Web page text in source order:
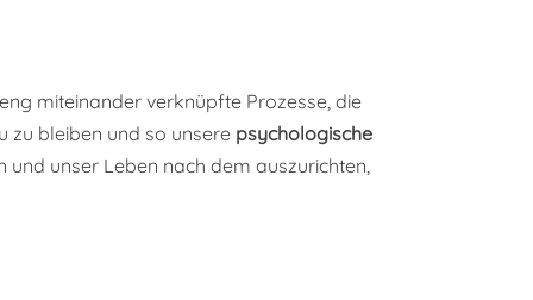
miteinander verknüpfte Prozesse, die
zu bleiben und so unsere psychologische
unser Leben nach dem auszurichten,